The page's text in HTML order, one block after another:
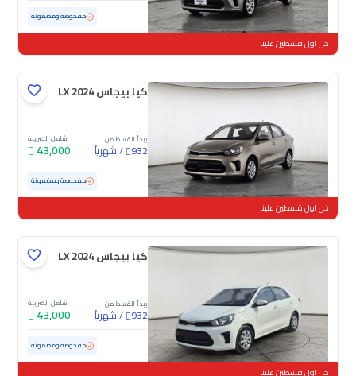
مستعملة 85,336 كم مفحوصة ومضمونة
خل اول قسطين علينا
كيا بيجاس LX 2024
يبدأ القسط من
932
/شهرياً
شامل الضريبة
43,000
مستعملة 32,854 كم ممشى قليل مفحوصة ومضمونة
خل اول قسطين علينا
كيا بيجاس LX 2024
يبدأ القسط من
932
/شهرياً
شامل الضريبة
43,000
مستعملة 27,917 كم ممشى قليل مفحوصة ومضمونة
خل اول قسطين علينا